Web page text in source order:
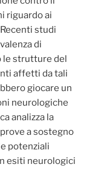
riguardo ai
studi
di
strutture del
affetti da tali
giocare un
neurologiche
analizza la
a sostegno
potenziali
esiti neurologici